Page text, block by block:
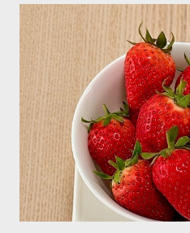
落擺放三個月。...
3.9g --------- --------- 可可粉 2g
利丁粉 3.3g 10g 細鹽 4.3g 13g
糖 4g 13g 170g 糖粉 2g 6g 100g
14g 190g 鮮奶油 5g 15g 200g 奶
180g 牛奶 6g 17g 210g 煉乳 6g
水 5g 15g 200g 可可粉 2g 6g
- ------- 170g 引用自 Mami的魔法